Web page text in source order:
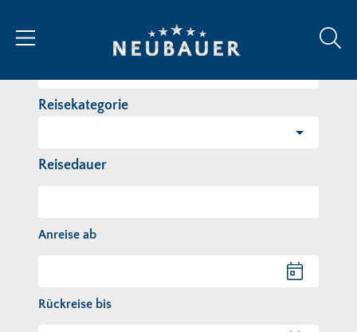
Reisekategorie
Reisedauer
Anreise ab
Rückreise bis